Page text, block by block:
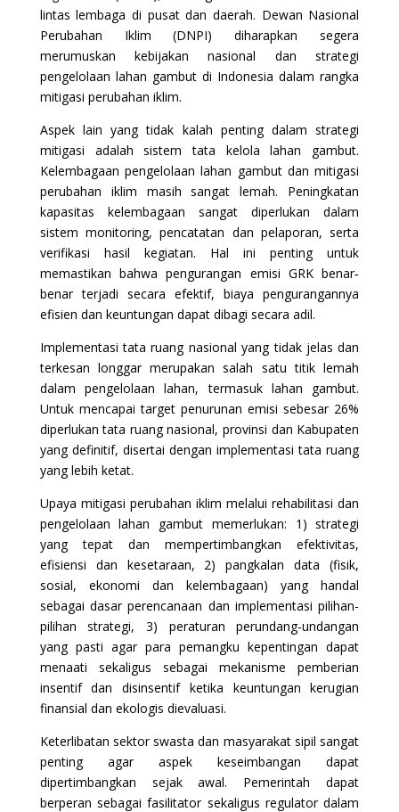
lintas lembaga di pusat dan daerah. Dewan Nasional
Perubahan Iklim (DNPI) diharapkan segera
merumuskan kebijakan nasional dan strategi
pengelolaan lahan gambut di Indonesia dalam rangka
mitigasi perubahan iklim.
Aspek lain yang tidak kalah penting dalam strategi
mitigasi adalah sistem tata kelola lahan gambut.
Kelembagaan pengelolaan lahan gambut dan mitigasi
perubahan iklim masih sangat lemah. Peningkatan
kapasitas kelembagaan sangat diperlukan dalam
sistem monitoring, pencatatan dan pelaporan, serta
verifikasi hasil kegiatan. Hal ini penting untuk
memastikan bahwa pengurangan emisi GRK benar‐
benar terjadi secara efektif, biaya pengurangannya
efisien dan keuntungan dapat dibagi secara adil.
Implementasi tata ruang nasional yang tidak jelas dan
terkesan longgar merupakan salah satu titik lemah
dalam pengelolaan lahan, termasuk lahan gambut.
Untuk mencapai target penurunan emisi sebesar 26%
diperlukan tata ruang nasional, provinsi dan Kabupaten
yang definitif, disertai dengan implementasi tata ruang
yang lebih ketat.
Upaya mitigasi perubahan iklim melalui rehabilitasi dan
pengelolaan lahan gambut memerlukan: 1) strategi
yang tepat dan mempertimbangkan efektivitas,
efisiensi dan kesetaraan, 2) pangkalan data (fisik,
sosial, ekonomi dan kelembagaan) yang handal
sebagai dasar perencanaan dan implementasi pilihan-
pilihan strategi, 3) peraturan perundang-undangan
yang pasti agar para pemangku kepentingan dapat
menaati sekaligus sebagai mekanisme pemberian
insentif dan disinsentif ketika keuntungan kerugian
finansial dan ekologis dievaluasi.
Keterlibatan sektor swasta dan masyarakat sipil sangat
penting agar aspek keseimbangan dapat
dipertimbangkan sejak awal. Pemerintah dapat
berperan sebagai fasilitator sekaligus regulator dalam